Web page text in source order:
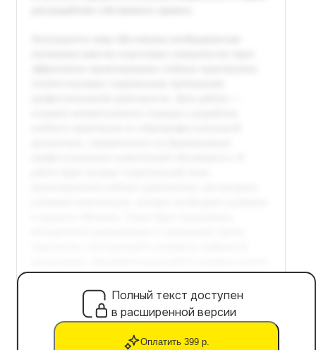
Полный текст доступен
в расширенной версии
Оплатить 399 р.